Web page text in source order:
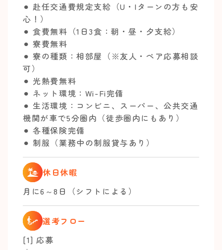
⚫︎ 赴任交通費規定支給（U・Iターンの方も安
心！）
⚫︎ 食費無料（1日3食：朝・昼・夕支給）
⚫︎ 寮費無料
⚫︎ 寮の種類：相部屋（※友人・ペア応募相談
可）
⚫︎ 光熱費無料
⚫︎ ネット環境：Wi-Fi完備
⚫︎ 生活環境：コンビニ、スーパー、公共交通
機関が車で5分圏内（徒歩圏内にもあり）
⚫︎ 各種保険完備
⚫︎ 制服（業務中の制服貸与あり）
休日休暇
月に6～8日（シフトによる）
選考フロー
[1] 応募